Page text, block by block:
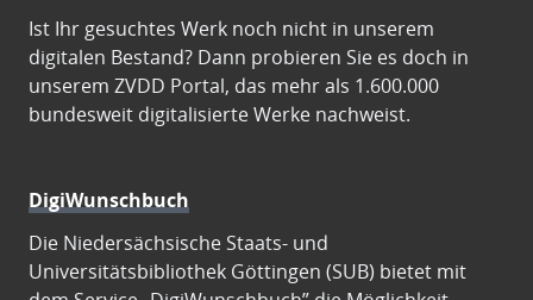
Ist Ihr gesuchtes Werk noch nicht in unserem
digitalen Bestand? Dann probieren Sie es doch in
unserem ZVDD Portal, das mehr als 1.600.000
bundesweit digitalisierte Werke nachweist.
DigiWunschbuch
Die Niedersächsische Staats- und
Universitätsbibliothek Göttingen (SUB) bietet mit